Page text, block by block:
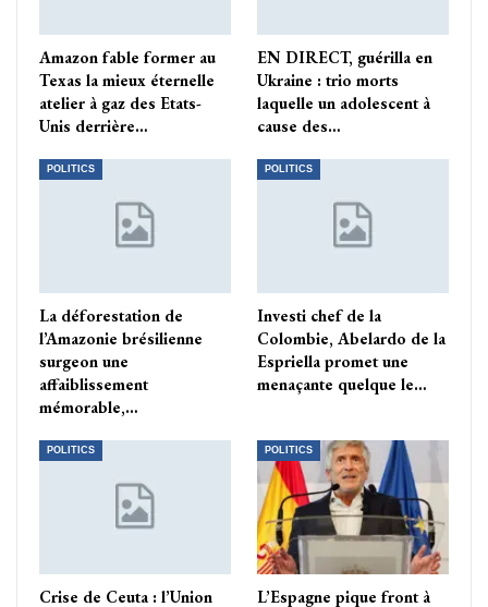
Amazon fable former au
Texas la mieux éternelle
atelier à gaz des Etats-
Unis derrière…
EN DIRECT, guérilla en
Ukraine : trio morts
laquelle un adolescent à
cause des…
POLITICS
La déforestation de
l’Amazonie brésilienne
surgeon une
affaiblissement
mémorable,…
POLITICS
Investi chef de la
Colombie, Abelardo de la
Espriella promet une
menaçante quelque le…
POLITICS
Crise de Ceuta : l’Union
POLITICS
L’Espagne pique front à